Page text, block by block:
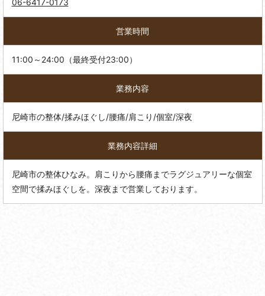
06-6417-0173
営業時間
11:00～24:00（最終受付23:00）
業務内容
尼崎市の整体/揉みほぐし/腰痛/肩こり/個室/深夜
業務内容詳細
尼崎市の整体ひなみ。肩こりから腰痛までラグジュアリーな個室
空間で揉みほぐしを。深夜まで営業しております。